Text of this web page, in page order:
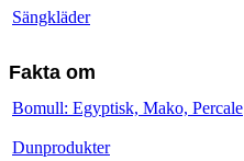
Sängkläder
Fakta om
Bomull: Egyptisk, Mako, Percale
Dunprodukter